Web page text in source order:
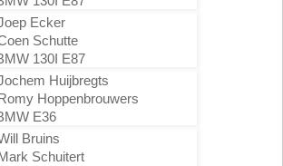
Ecker
Schutte
130I E87
Huijbregts
Hoppenbrouwers
E36
Bruins
Schuitert